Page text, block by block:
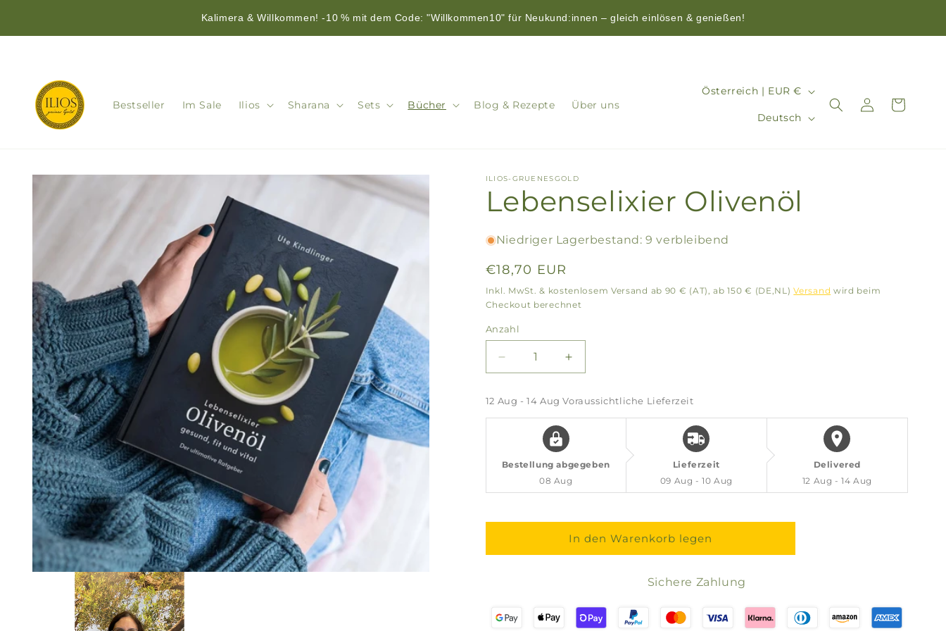
Kalimera & Willkommen! -10 % mit dem Code: "Willkommen10" für Neukund:innen – gleich einlösen & genießen!
Inhalt
Bestseller Im Sale Ilios Sharana Sets Bücher Blog & Rezepte Über uns
L
R
e
g
o
Österreich | EUR €
S
c
Deutsch
EinloggenWarenkorb
ILIOS-GRUENESGOLD
Lebenselixier Olivenöl
Niedriger Lagerbestand: 9 verbleibend
Normaler
Preis
€18,70 EUR
Inkl. MwSt. & kostenlosem Versand ab 90 € (AT), ab 150 € (DE,NL)Versand wird beim
Checkout berechnet
Anzahl
Verringere
die
für
Lebenselixier
Olivenöl
Erhöhe
die
für
Lebenselixier
Olivenöl
12 Aug - 14 AugVoraussichtliche Lieferzeit
Bestellung abgegeben
08 Aug
Lieferzeit
09 Aug - 10 Aug
Delivered
12 Aug - 14 Aug
In den Warenkorb legen
Sichere Zahlung